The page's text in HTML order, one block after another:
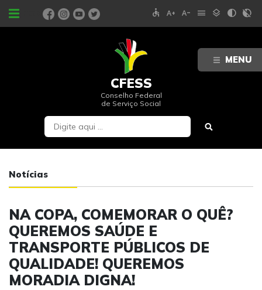
MENU
PORTAIS accessible text_increase text_decrease menu layers contrast contrast_rtl_off
CFESS
Conselho Federal
de Serviço Social
Notícias
NA COPA, COMEMORAR O QUÊ?
QUEREMOS SAÚDE E
TRANSPORTE PÚBLICOS DE
QUALIDADE! QUEREMOS
MORADIA DIGNA!